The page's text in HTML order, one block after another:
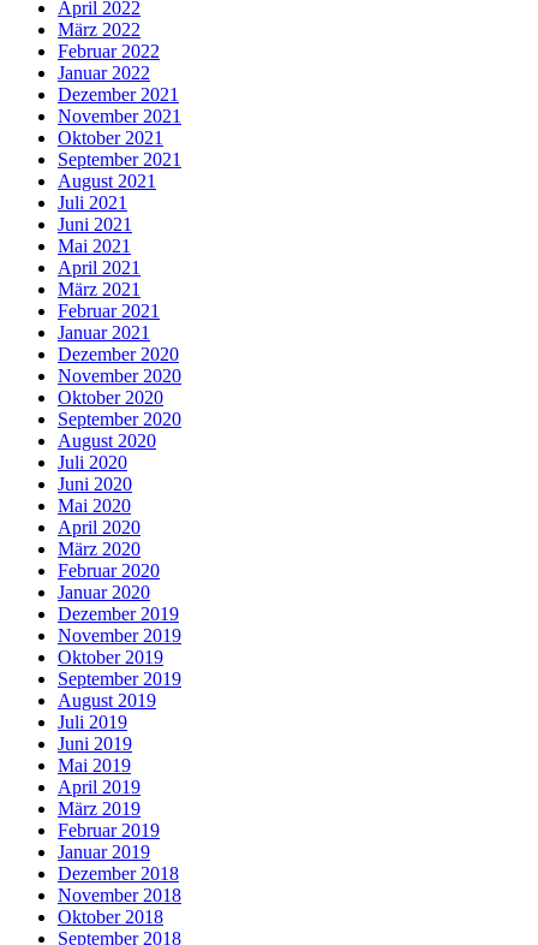
April 2022
März 2022
Februar 2022
Januar 2022
Dezember 2021
November 2021
Oktober 2021
September 2021
August 2021
Juli 2021
Juni 2021
Mai 2021
April 2021
März 2021
Februar 2021
Januar 2021
Dezember 2020
November 2020
Oktober 2020
September 2020
August 2020
Juli 2020
Juni 2020
Mai 2020
April 2020
März 2020
Februar 2020
Januar 2020
Dezember 2019
November 2019
Oktober 2019
September 2019
August 2019
Juli 2019
Juni 2019
Mai 2019
April 2019
März 2019
Februar 2019
Januar 2019
Dezember 2018
November 2018
Oktober 2018
September 2018